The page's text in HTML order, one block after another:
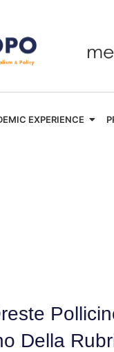
EXPERIENCE
Della